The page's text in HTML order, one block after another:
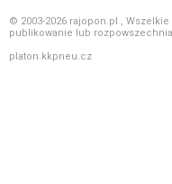
© 2003-2026 rajopon.pl ,
publikowanie lub
platon.kkpneu.cz